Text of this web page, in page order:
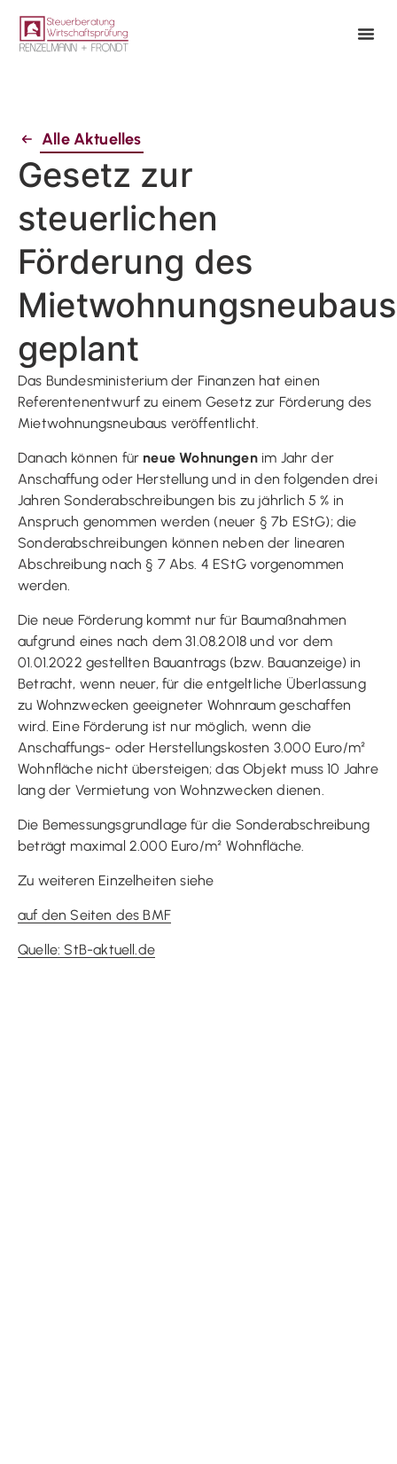
Alle Aktuelles
Gesetz zur
steuerlichen
Förderung des
Mietwohnungsneubaus
geplant
Das Bundesministerium der Finanzen hat einen
Referentenentwurf zu einem Gesetz zur Förderung des
Mietwohnungsneubaus veröffentlicht.
Danach können für neue Wohnungenim Jahr der
Anschaffung oder Herstellung und in den folgenden drei
Jahren Sonderabschreibungen bis zu jährlich 5 % in
Anspruch genommen werden (neuer § 7b EStG); die
Sonderabschreibungen können neben der linearen
Abschreibung nach § 7 Abs. 4 EStG vorgenommen
werden.
Die neue Förderung kommt nur für Baumaßnahmen
aufgrund eines nach dem 31.08.2018 und vor dem
01.01.2022 gestellten Bauantrags (bzw. Bauanzeige) in
Betracht, wenn neuer, für die entgeltliche Überlassung
zu Wohnzwecken geeigneter Wohnraum geschaffen
wird. Eine Förderung ist nur möglich, wenn die
Anschaffungs- oder Herstellungskosten 3.000 Euro/m²
Wohnfläche nicht übersteigen; das Objekt muss 10 Jahre
lang der Vermietung von Wohnzwecken dienen.
Die Bemessungsgrundlage für die Sonderabschreibung
beträgt maximal 2.000 Euro/m² Wohnfläche.
Zu weiteren Einzelheiten siehe
auf den Seiten des BMF
Quelle: StB-aktuell.de